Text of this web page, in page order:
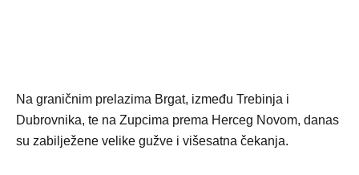
Na graničnim prelazima Brgat, između Trebinja i
Dubrovnika, te na Zupcima prema Herceg Novom, danas
su zabilježene velike gužve i višesatna čekanja.